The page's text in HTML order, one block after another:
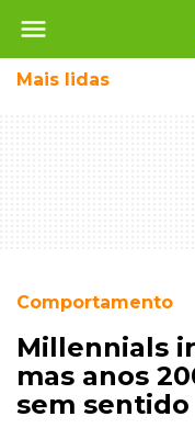
menu
Mais lidas
Comportamento
Millennials
mas anos
sem sentido